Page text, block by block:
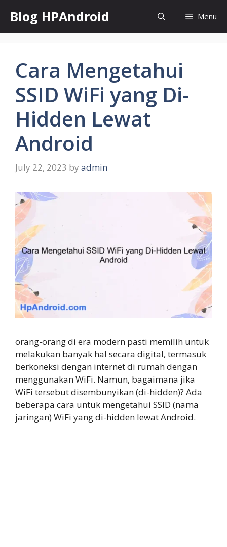
content
Blog HPAndroid Menu
Cara Mengetahui
SSID WiFi yang Di-
Hidden Lewat
Android
July 22, 2023 by admin
orang-orang di era modern pasti memilih untuk
melakukan banyak hal secara digital, termasuk
berkoneksi dengan internet di rumah dengan
menggunakan WiFi. Namun, bagaimana jika
WiFi tersebut disembunyikan (di-hidden)? Ada
beberapa cara untuk mengetahui SSID (nama
jaringan) WiFi yang di-hidden lewat Android.